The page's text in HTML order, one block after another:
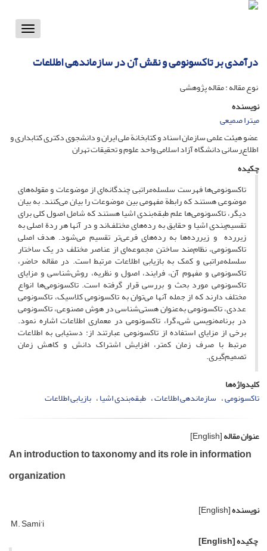
Toggle
درآمدی بر تاکسونومی و نقش آن در سازماندهی اطلاعات
نوع مقاله : مقاله پژوهشی
نویسنده
میترا صمیعی
عضو هیئت علمی سازمان اسناد و کتابخانة ملی ایران و دانشجوی دکتری کتابداری و
اطلاع‌رسانی دانشگاه آزاد اسلامی واحد علوم و تحقیقات تهران
چکیده
تاکسونومی‌ها فهرست سلسله‌مراتبی چندگانه‌ای از موضوعات و مقوله‌های
موضوعی هستند که رابطة مفهومی بین موضوعات را بیان می‌کنند. به بیان
دیگر، تاکسونومی‌ها علم طبقه‌بندی اشیا هستند که شامل اصول کلی برای
تقسیم‌بندی اشیا و حقایق به رده‌های مختلف‌اند و در آنها هر ردة اصلی به
زیررده‌ و زیررده‌ها به رده‌های فرعی‌تر تقسیم می‌شود. هدف اصلی
تاکسونومی، نظام‌مند ساختن مجموعه‌ای از عناصر مختلف در یک ساختار
سلسله‌مراتبی و کمک به بازیابی اطلاعات مرتبط است. در مقاله حاضر،
تاکسونومی و مفهوم آن، فرایند، اصول و نظریه، روش‌شناسی و مزایای
تاکسونومی مورد بحث و بررسی قرار گرفته است. تاکسونومی‌ها انواع
مختلف دارند که از جمله آنها می‌توان به تاکسونومی کلاسیک، تاکسونومی
عددی، تاکسونومی به‌عنوان هستی‌شناسی در هوش مصنوعی، تاکسونومی
در برنامه‌نویسی شیءگرا، تاکسونومی در معماری اطلاعات اشاره نمود.
برخی از مزایای استفاده از تاکسونومی عبارتند از: دستیابی به اطلاعات
مرتبط با صرف زمان کمتر، افزایش اشتراک دانش و کاهش زمان
تصمیم‌گیری.
کلیدواژه‌ها
تاکسونومی سازماند‌هی اطلاعات طبقه‌بندی اشیا بازیابی اطلاعات
عنوان مقاله[English]
An introduction to taxonomy and its role in information
organization
نویسنده[English]
M. Sami’i
چکیده[English]